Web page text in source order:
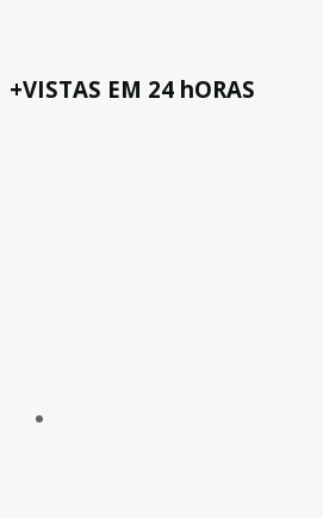
+VISTAS EM 24 hORAS